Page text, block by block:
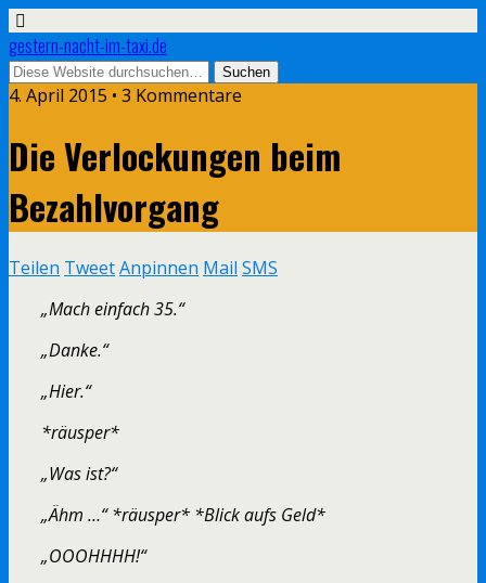
gestern-nacht-im-taxi.de
4. April 2015 • 3 Kommentare
Die Verlockungen beim
Bezahlvorgang
Teilen TweetAnpinnen Mail SMS
„Mach einfach 35.“
„Danke.“
„Hier.“
*räusper*
„Was ist?“
„Ähm …“ *räusper* *Blick aufs Geld*
„OOOHHHH!“